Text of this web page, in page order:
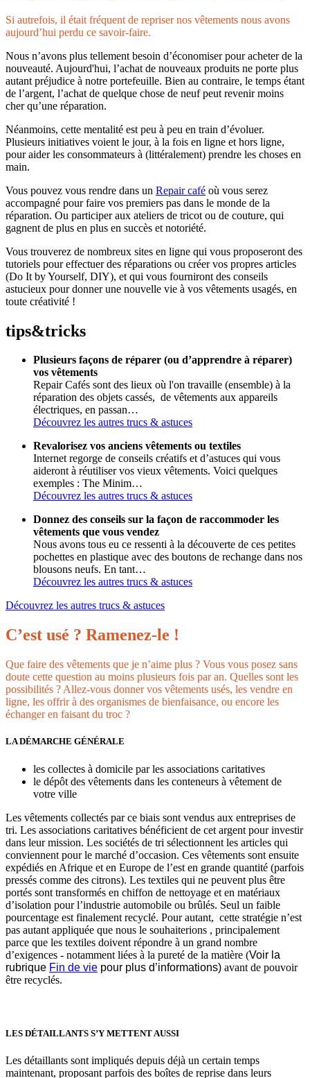
Si autrefois, il était fréquent de repriser nos vêtements nous avons
aujourd’hui perdu ce savoir-faire.
Nous n’avons plus tellement besoin d’économiser pour acheter de la
nouveauté. Aujourd'hui, l’achat de nouveaux produits ne porte plus
autant préjudice à notre portefeuille. Bien au contraire, le temps étant
de l’argent, l’achat de quelque chose de neuf peut revenir moins
cher qu’une réparation.
Néanmoins, cette mentalité est peu à peu en train d’évoluer.
Plusieurs initiatives voient le jour, à la fois en ligne et hors ligne,
pour aider les consommateurs à (littéralement) prendre les choses en
main.
Vous pouvez vous rendre dans un Repair café où vous serez
accompagné pour faire vos premiers pas dans le monde de la
réparation. Ou participer aux ateliers de tricot ou de couture, qui
gagnent de plus en plus en succès et notoriété.
Vous trouverez de nombreux sites en ligne qui vous proposeront des
tutoriels pour effectuer des réparations ou créer vos propres articles
(Do It by Yourself, DIY), et qui vous fourniront des conseils
astucieux pour donner une nouvelle vie à vos vêtements usagés, en
toute créativité !
tips&tricks
Plusieurs façons de réparer (ou d’apprendre à réparer)
vos vêtements
Repair Cafés sont des lieux où l'on travaille (ensemble) à la
réparation des objets cassés, de vêtements aux appareils
électriques, en passan…
Découvrez les autres trucs & astuces
Revalorisez vos anciens vêtements ou textiles
Internet regorge de conseils créatifs et d’astuces qui vous
aideront à réutiliser vos vieux vêtements. Voici quelques
exemples : The Minim…
Découvrez les autres trucs & astuces
Donnez des conseils sur la façon de raccommoder les
vêtements que vous vendez
Nous avons tous eu ce ressenti à la découverte de ces petites
pochettes en plastique avec des boutons de rechange dans nos
blousons neufs. En tant…
Découvrez les autres trucs & astuces
Découvrez les autres trucs & astuces
C’est usé ? Ramenez-le !
Que faire des vêtements que je n’aime plus ? Vous vous posez sans
doute cette question au moins plusieurs fois par an. Quelles sont les
possibilités ? Allez-vous donner vos vêtements usés, les vendre en
ligne, les offrir à des organismes de bienfaisance, ou encore les
échanger en faisant du troc ?
LA DÉMARCHE GÉNÉRALE
les collectes à domicile par les associations caritatives
le dépôt des vêtements dans les conteneurs à vêtement de
votre ville
Les vêtements collectés par ce biais sont vendus aux entreprises de
tri. Les associations caritatives bénéficient de cet argent pour investir
dans leur mission. Les sociétés de tri sélectionnent les articles qui
conviennent pour le marché d’occasion. Ces vêtements sont ensuite
expédiés en Afrique et en Europe de l’est en grande quantité (parfois
pressés comme des citrons). Les textiles qui ne peuvent plus être
portés sont transformés en chiffon de nettoyage et en matériaux
d’isolation pour l’industrie automobile ou brûlés. Seul un faible
pourcentage est finalement recyclé. Pour autant, cette stratégie n’est
pas autant appliquée que nous le souhaiterions , principalement
parce que les textiles doivent répondre à un grand nombre
d’exigences - notamment liées à la pureté de la matière (Voir la
rubrique Fin de vie pour plus d’informations) avant de pouvoir
être recyclés.
LES DÉTAILLANTS S’Y METTENT AUSSI
Les détaillants sont impliqués depuis déjà un certain temps
maintenant, proposant parfois des boîtes de reprise dans leurs